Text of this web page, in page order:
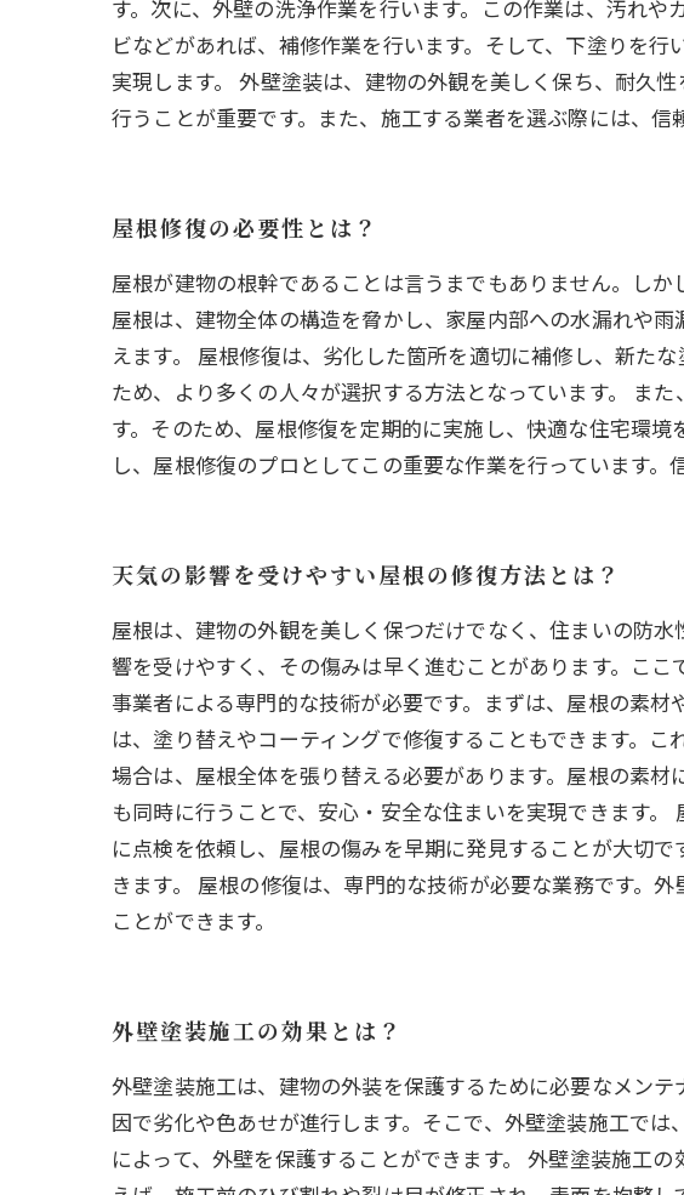
す。次に、外壁の洗浄作業を行います。この作業は、汚れ
ビなどがあれば、補修作業を行います。そして、下塗りを
実現します。 外壁塗装は、建物の外観を美しく保ち、耐久
行うことが重要です。また、施工する業者を選ぶ際には、信
屋根修復の必要性とは？
屋根が建物の根幹であることは言うまでもありません。し
屋根は、建物全体の構造を脅かし、家屋内部への水漏れや
えます。 屋根修復は、劣化した箇所を適切に補修し、新た
ため、より多くの人々が選択する方法となっています。 ま
す。そのため、屋根修復を定期的に実施し、快適な住宅環
し、屋根修復のプロとしてこの重要な作業を行っています
天気の影響を受けやすい屋根の修復方法とは？
屋根は、建物の外観を美しく保つだけでなく、住まいの防
響を受けやすく、その傷みは早く進むことがあります。こ
事業者による専門的な技術が必要です。まずは、屋根の素
は、塗り替えやコーティングで修復することもできます。
場合は、屋根全体を張り替える必要があります。屋根の素
も同時に行うことで、安心・安全な住まいを実現できます
に点検を依頼し、屋根の傷みを早期に発見することが大切
きます。 屋根の修復は、専門的な技術が必要な業務です。
ことができます。
外壁塗装施工の効果とは？
外壁塗装施工は、建物の外装を保護するために必要なメン
因で劣化や色あせが進行します。そこで、外壁塗装施工で
によって、外壁を保護することができます。 外壁塗装施工